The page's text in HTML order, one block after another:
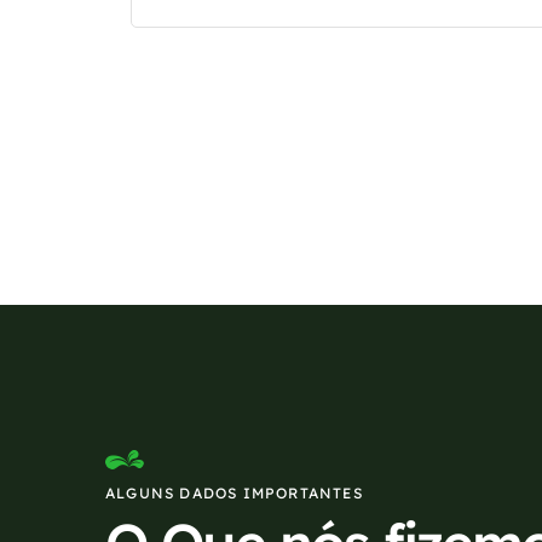
ALGUNS DADOS IMPORTANTES